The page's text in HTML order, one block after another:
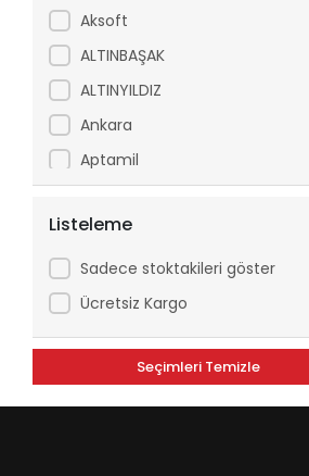
Aksoft
ALTINBAŞAK
ALTINYILDIZ
Ankara
Aptamil
Ariel
Arko
Asperox
ASSE
ATILGAN
Avşar
Listeleme
Sadece stoktakileri göster
Ücretsiz Kargo
Seçimleri Temizle